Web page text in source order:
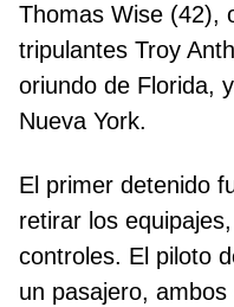
Thomas Wise (42),
tripulantes Troy
oriundo de Florida,
Nueva York.
El primer detenido
retirar los
controles. El piloto
un pasajero,